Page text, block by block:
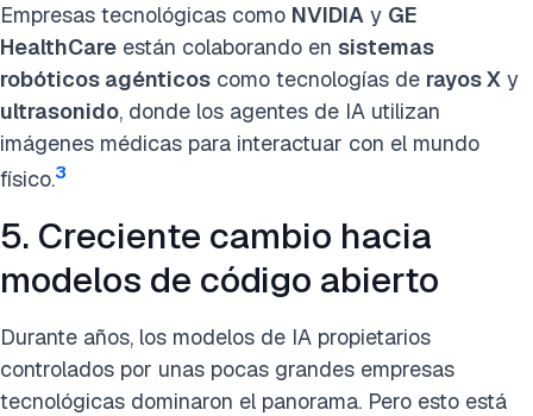
Empresas tecnológicas como NVIDIA y GE
HealthCare están colaborando en sistemas
robóticos agénticos como tecnologías de rayos X y
ultrasonido, donde los agentes de IA utilizan
imágenes médicas para interactuar con el mundo
físico.3
5. Creciente cambio hacia
modelos de código abierto
Durante años, los modelos de IA propietarios
controlados por unas pocas grandes empresas
tecnológicas dominaron el panorama. Pero esto está